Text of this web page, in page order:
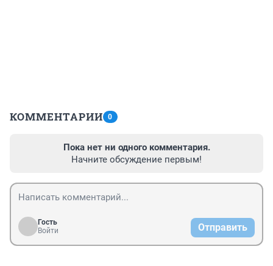
КОММЕНТАРИИ 0
Пока нет ни одного комментария.
Начните обсуждение первым!
Гость
Войти
Отправить